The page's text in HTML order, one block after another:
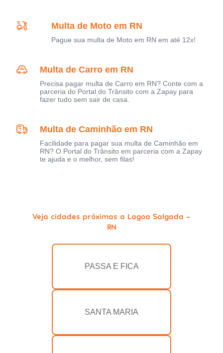
Multa de Moto em RN
Pague sua multa de Moto em RN em até 12x!
Multa de Carro em RN
Precisa pagar multa de Carro em RN? Conte com a
parceria do Portal do Trânsito com a Zapay para
fazer tudo sem sair de casa.
Multa de Caminhão em RN
Facilidade para pagar sua multa de Caminhão em
RN? O Portal do Trânsito em parceria com a Zapay
te ajuda e o melhor, sem filas!
Veja cidades próximas a Lagoa Salgada -
RN
PASSA E FICA
SANTA MARIA